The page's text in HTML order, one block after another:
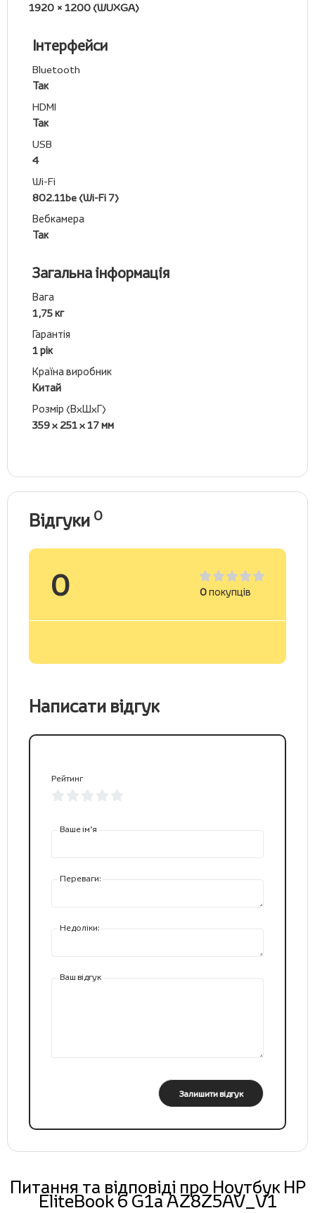
1920 × 1200 (WUXGA)
Інтерфейси
Bluetooth
Так
HDMI
Так
USB
4
Wi-Fi
802.11be (Wi-Fi 7)
Вебкамера
Так
Загальна інформація
Вага
1,75 кг
Гарантія
1 рік
Країна виробник
Китай
Розмір (ВхШхГ)
359 x 251 x 17 мм
Відгуки 0
0 0покупців
Написати відгук
Рейтинг
Ваше ім’я
Переваги:
Недоліки:
Ваш відгук
Залишити відгук
Питання та відповіді про Ноутбук HP
EliteBook 6 G1a AZ8Z5AV_V1